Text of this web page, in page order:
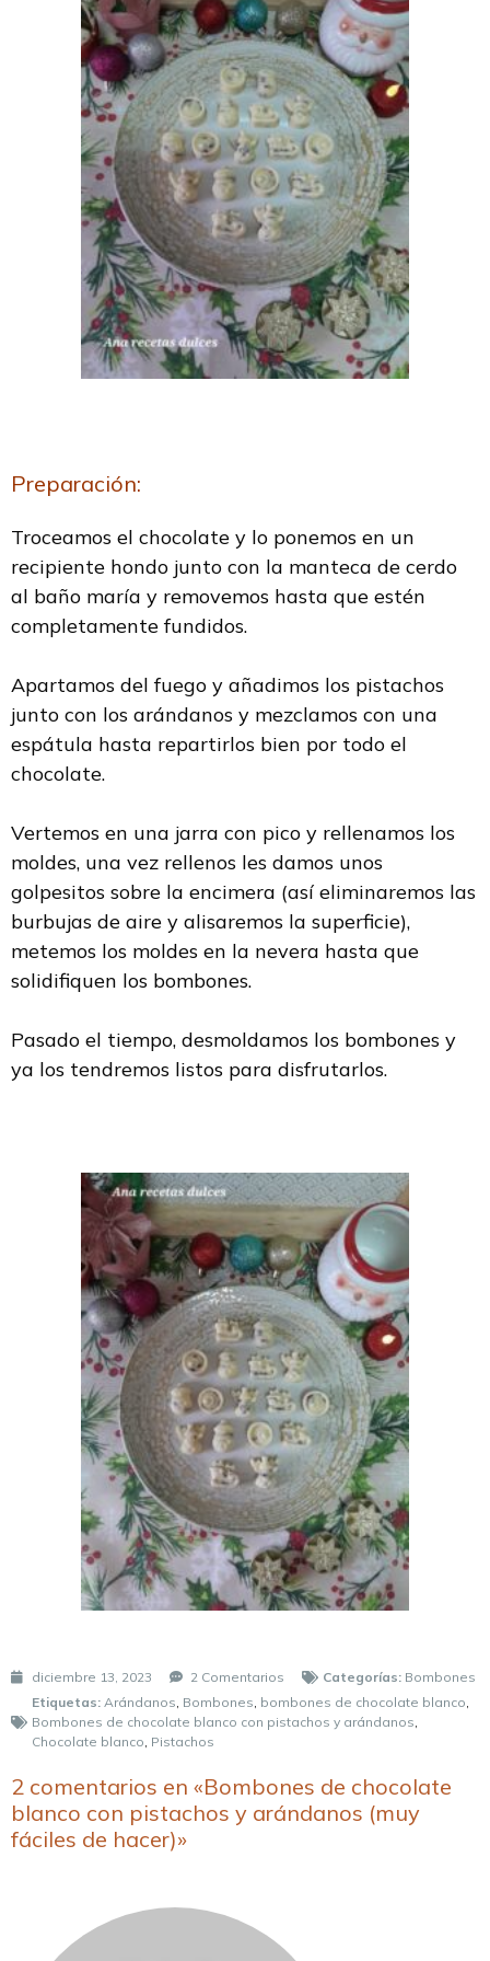
Preparación:
Troceamos el chocolate y lo ponemos en un
recipiente hondo junto con la manteca de cerdo
al baño maría y removemos hasta que estén
completamente fundidos.
Apartamos del fuego y añadimos los pistachos
junto con los arándanos y mezclamos con una
espátula hasta repartirlos bien por todo el
chocolate.
Vertemos en una jarra con pico y rellenamos los
moldes, una vez rellenos les damos unos
golpesitos sobre la encimera (así eliminaremos las
burbujas de aire y alisaremos la superficie),
metemos los moldes en la nevera hasta que
solidifiquen los bombones.
Pasado el tiempo, desmoldamos los bombones y
ya los tendremos listos para disfrutarlos.
diciembre 13, 2023 2 Comentarios Categorías: Bombones
Etiquetas: Arándanos Bombones bombones de chocolate blanco
Bombones de chocolate blanco con pistachos y arándanos
Chocolate blanco Pistachos
2 comentarios en «Bombones de chocolate
blanco con pistachos y arándanos (muy
fáciles de hacer)»